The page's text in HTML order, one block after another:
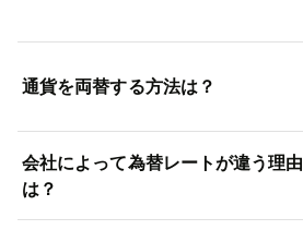
通貨を両替する方法は？
会社によって為替レートが違う理由
は？